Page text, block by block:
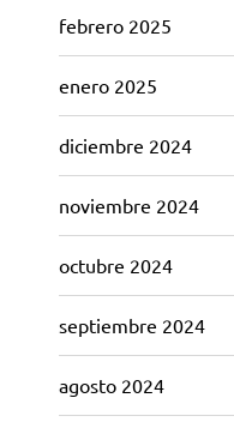
febrero 2025
enero 2025
diciembre 2024
noviembre 2024
octubre 2024
septiembre 2024
agosto 2024